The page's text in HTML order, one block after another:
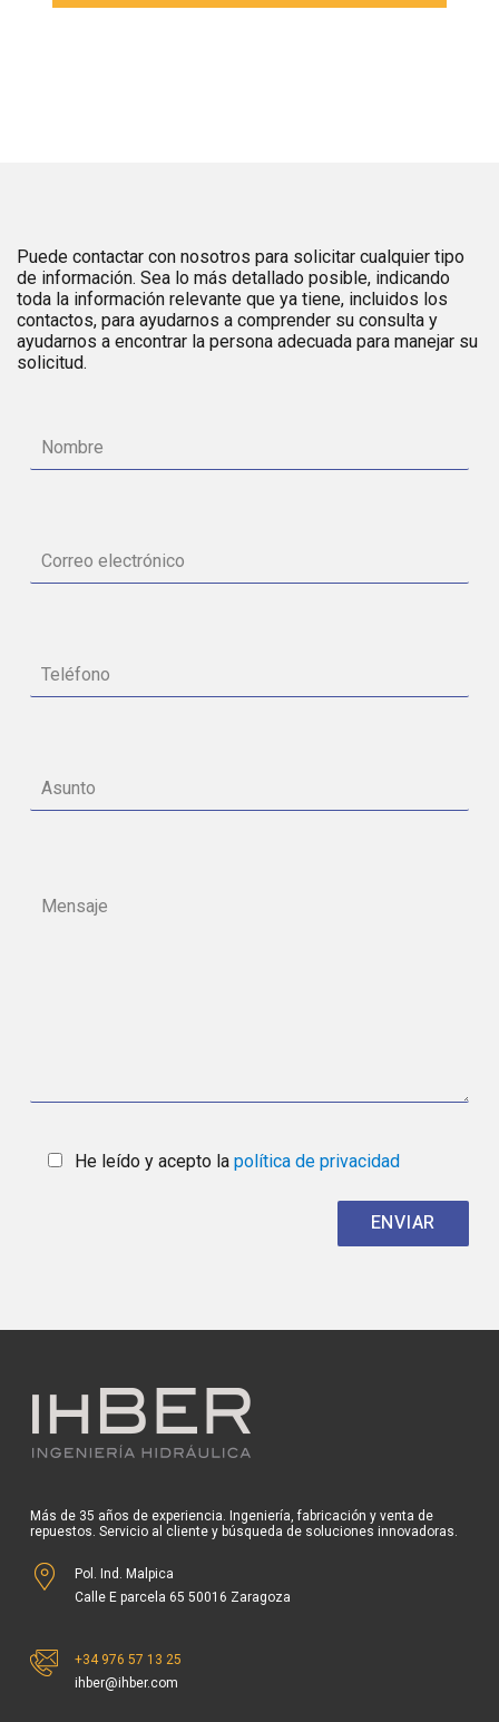
Puede contactar con nosotros para solicitar cualquier tipo
de información. Sea lo más detallado posible, indicando
toda la información relevante que ya tiene, incluidos los
contactos, para ayudarnos a comprender su consulta y
ayudarnos a encontrar la persona adecuada para manejar su
solicitud.
He leído y acepto la política de privacidad
Más de 35 años de experiencia. Ingeniería, fabricación y venta de
repuestos. Servicio al cliente y búsqueda de soluciones innovadoras.
Pol. Ind. Malpica
Calle E parcela 65 50016 Zaragoza
+34 976 57 13 25
ihber@ihber.com